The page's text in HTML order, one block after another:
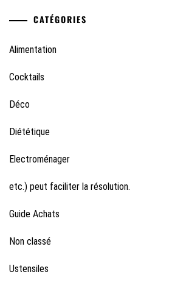
CATÉGORIES
Alimentation
Cocktails
Déco
Diététique
Electroménager
etc.) peut faciliter la résolution.
Guide Achats
Non classé
Ustensiles